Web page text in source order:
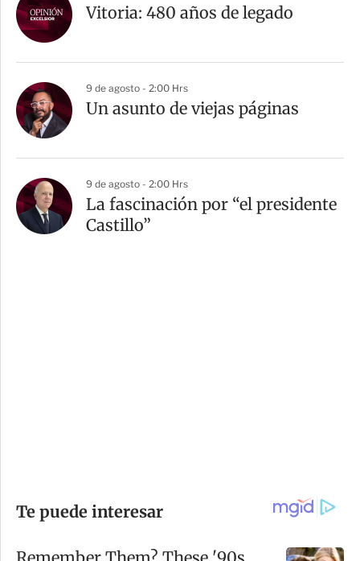
Vitoria: 480 años de legado
9 de agosto - 2:00 Hrs
Un asunto de viejas páginas
9 de agosto - 2:00 Hrs
La fascinación por “el presidente
Castillo”